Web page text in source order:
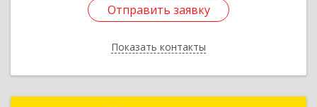
Отправить заявку
Показать контакты
Отправить заявку
Назад